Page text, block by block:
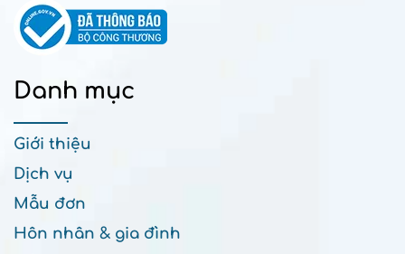
Danh mục
Giới thiệu
Dịch vụ
Mẫu đơn
Hôn nhân & gia đình